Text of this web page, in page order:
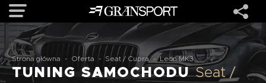
OFERTA
Strona główna - Oferta - Seat / Cupra - Leon MK3
TUNING SAMOCHODUSeat /